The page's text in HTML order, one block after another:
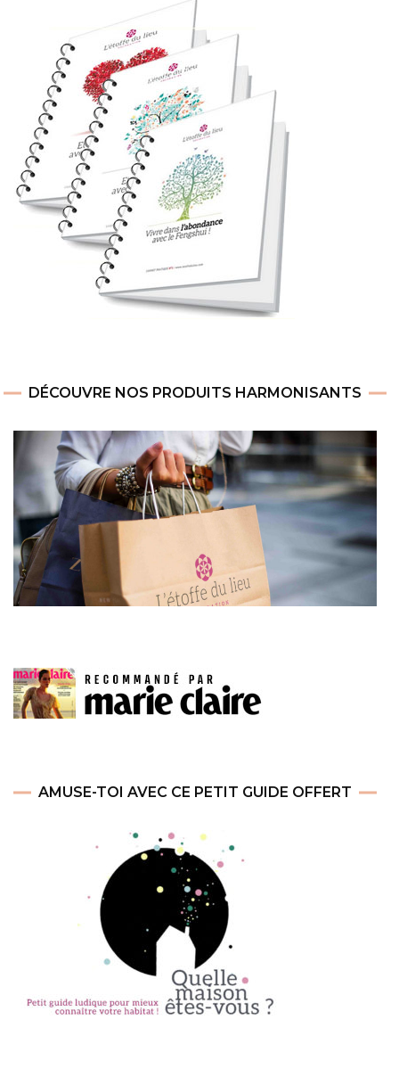
DÉCOUVRE NOS PRODUITS HARMONISANTS
AMUSE-TOI AVEC CE PETIT GUIDE OFFERT